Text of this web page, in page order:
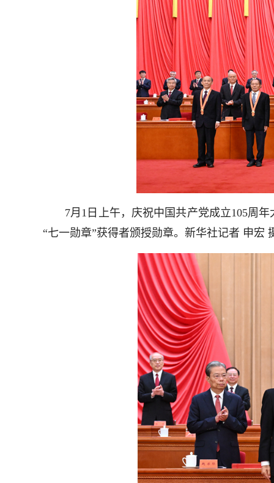
7月1日上午，庆祝中国共产党成立105周年
“七一勋章”获得者颁授勋章。新华社记者 申宏